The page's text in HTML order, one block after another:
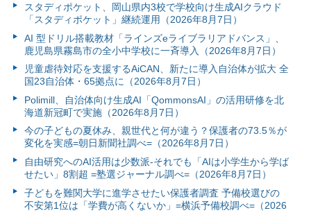
スタディポケット、岡山県内3校で学校向け生成AIクラウド
「スタディポケット」継続運用（2026年8月7日）
AI 型ドリル搭載教材「ラインズeライブラリアドバンス」、
鹿児島県霧島市の全小中学校に一斉導入（2026年8月7日）
児童虐待対応を支援するAiCAN、新たに導入自治体が拡大 全
国23自治体・65拠点に（2026年8月7日）
Polimill、自治体向け生成AI「QommonsAI」の活用研修を北
海道新冠町で実施（2026年8月7日）
今の子どもの夏休み、親世代と何が違う？保護者の73.5％が
変化を実感=朝日新聞社調べ=（2026年8月7日）
自由研究へのAI活用は少数派-それでも「AIは小学生から学ば
せたい」8割超 =塾選ジャーナル調べ=（2026年8月7日）
子どもを難関大学に進学させたい保護者調査 予備校選びの
不安第1位は「学費が高くないか」=横浜予備校調べ=（2026